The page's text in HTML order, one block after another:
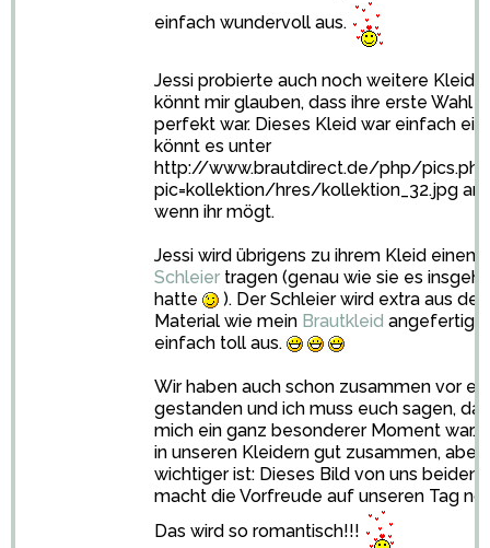
einfach wundervoll aus.
Jessi probierte auch noch weitere
könnt mir glauben, dass ihre erste Wahl
perfekt war. Dieses Kleid war einfach ein
könnt es unter
http://www.brautdirect.de/php/
pic=kollektion/hres/kollektion_32.jpg
wenn ihr mögt.
Jessi wird übrigens zu ihrem Kleid einen
Schleier tragen (genau wie sie es
hatte
). Der Schleier wird extra aus
Material wie mein Brautkleid angefertigt.
einfach toll aus.
Wir haben auch schon zusammen vor
gestanden und ich muss euch sagen,
mich ein ganz besonderer Moment war.
in unseren Kleidern gut zusammen, aber
wichtiger ist: Dieses Bild von uns beiden
macht die Vorfreude auf unseren Tag
Das wird so romantisch!!!